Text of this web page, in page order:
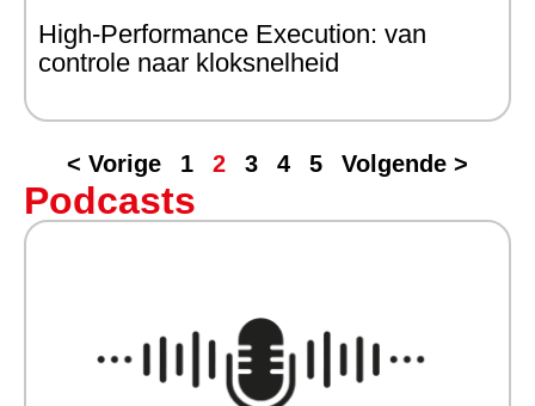
High-Performance Execution: van
controle naar kloksnelheid
< Vorige 1 2 3 4 5 Volgende >
Podcasts